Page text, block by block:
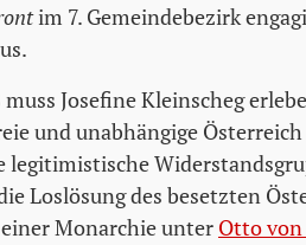
im 7. Gemeindebezirk
Josefine Kleinscheg
und unabhängige
legitimistische
Loslösung des besetzten
Monarchie unter Otto